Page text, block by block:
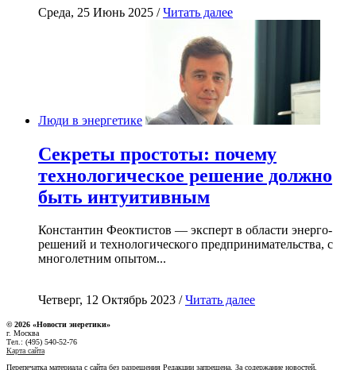
Среда, 25 Июнь 2025 /Читать далее
Люди в энергетике
Секреты простоты: почему
технологическое решение должно
быть интуитивным
Константин Феоктистов — эксперт в области энерго-
решений и технологического предпринимательства, с
многолетним опытом...
Четверг, 12 Октябрь 2023 /Читать далее
© 2026 «Новости энеретики»
г. Москва
Тел.: (495) 540-52-76
Карта сайта
Перепечатка материала с сайта без разрешения Редакции запрещена. За содержание новостей,